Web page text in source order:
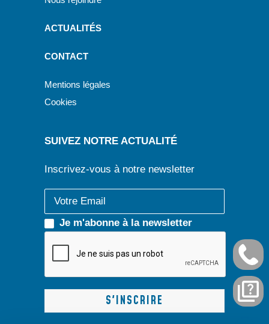
ACTUALITÉS
CONTACT
Mentions légales
Cookies
SUIVEZ NOTRE ACTUALITÉ
Inscrivez-vous à notre newsletter
Je m'abonne à la newsletter